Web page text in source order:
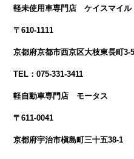
軽未使用車専門店 ケイスマイル
〒610-1111
京都府京都市西京区大枝東長町3-5
TEL：075-331-3411
軽自動車専門店 モータス
〒611-0041
京都府宇治市槇島町三十五38-1